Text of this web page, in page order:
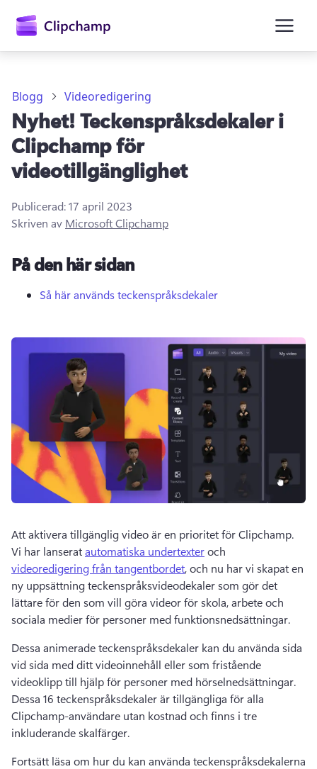
huvudinnehåll
Logga in
Prova kostnadsfritt
Blogg Videoredigering
Nyhet! Teckenspråksdekaler i
Clipchamp för
videotillgänglighet
Publicerad:17 april 2023
Skriven av Microsoft Clipchamp
På den här sidan
Så här används teckenspråksdekaler
Vi har lanserat automatiska undertexter och
videoredigering från tangentbordet, och nu har vi skapat en
ny uppsättning teckenspråksvideodekaler som gör det
lättare för den som vill göra videor för skola, arbete och
sociala medier för personer med funktionsnedsättningar.
Dessa animerade teckenspråksdekaler kan du använda sida
vid sida med ditt videoinnehåll eller som fristående
Dessa 16 teckenspråksdekaler är tillgängliga för alla
Clipchamp-användare utan kostnad och finns i tre
inkluderande skalfärger.
Fortsätt läsa om hur du kan använda teckenspråksdekalerna